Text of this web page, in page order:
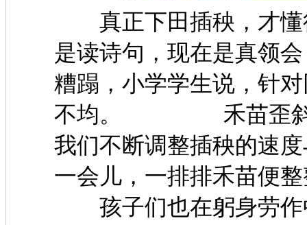
真正下田插秧，才懂
是读诗句，现在是真领
糟蹋，小学学生说，针
不均。 禾苗歪斜等
我们不断调整插秧的速
一会儿，一排排禾苗
孩子们也在躬身劳作